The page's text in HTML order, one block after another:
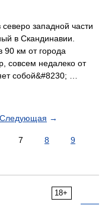
западной части
в Скандинавии.
90 км от города
совсем недалеко от
собой&#8230; …
Следующая →
7 8
9
18+